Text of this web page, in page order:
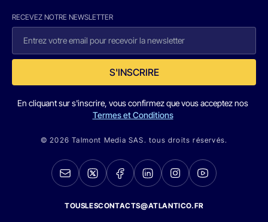
RECEVEZ NOTRE NEWSLETTER
S'INSCRIRE
En cliquant sur s'inscrire, vous confirmez que vous acceptez nos
Termes et Conditions
© 2026 Talmont Media SAS. tous droits réservés.
TOUSLESCONTACTS@ATLANTICO.FR